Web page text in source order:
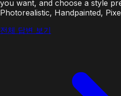
you want, and choose a style
Photorealistic, Handpainted,
전체 답변 보기